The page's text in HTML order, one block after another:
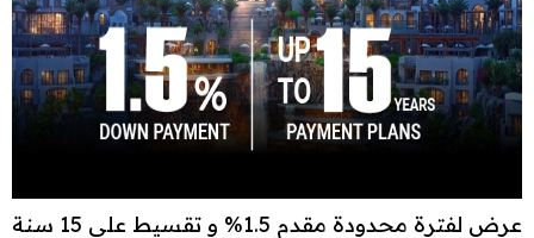
عرض لفترة محدودة مقدم 1.5% و تقسيط علي 15 سنة